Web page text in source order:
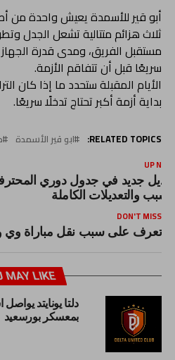
أبو قير للأسمدة يعيش واحدة من
ثلاث هزائم متتالية تشعل الجدل
مستقبل الفريق، ومدى قدرة الجهاز
سريعًا قبل أن تتفاقم الأزمة.
الأيام المقبلة ستحدد ما إذا كان
بداية أزمة أكبر تحتاج تدخلًا سريعًا.
RELATED TOPICS: ابو قير الأسمدة
UP
جديد في جدول دوري
والتعديلات الكاملة
DON'T MISS
تعرف على سبب نقل مباراة وي
MAY LIKE
دلتا يونايتد
بمعسكر بورسعيد